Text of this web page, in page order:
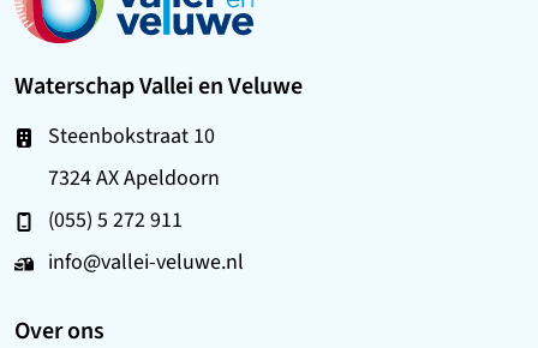
Waterschap Vallei en Veluwe
Steenbokstraat 10
7324 AX Apeldoorn
(055) 5 272 911
info@vallei-veluwe.nl
Over ons